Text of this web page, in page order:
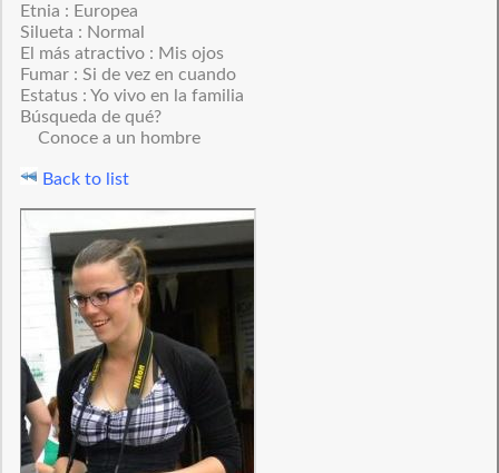
Etnia : Europea
Silueta : Normal
El más atractivo : Mis ojos
Fumar : Si de vez en cuando
Estatus : Yo vivo en la familia
Búsqueda de qué?
Conoce a un hombre
Back to list